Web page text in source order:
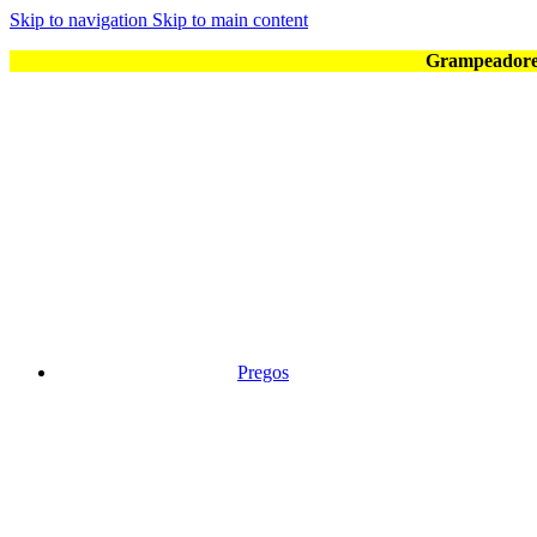
Skip to navigation Skip to main content
Pregos